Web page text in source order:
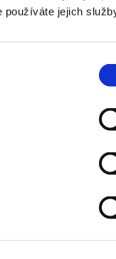
používáte jejich
EN